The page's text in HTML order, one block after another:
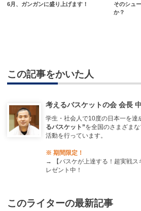
6月、ガンガンに盛り上げます！
そのシュ
か？
この記事をかいた人
考えるバスケットの会 会長
学生・社会人で10度の日本一を達
るバスケット”を全国のさまざま
活動を行っています。
※ 期間限定！
→
【バスケが上達する！超実戦
レゼント中！
このライターの最新記事